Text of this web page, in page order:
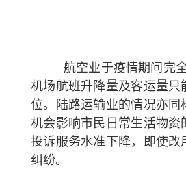
航空业于疫情期间完
机场航班升降量及客运量
位。陆路运输业的情况亦
机会影响市民日常生活物
投诉服务水准下降，即使
纠纷。